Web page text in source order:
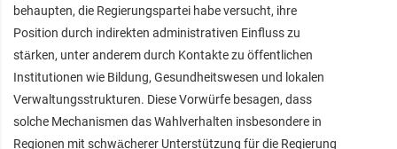
behaupten, die Regierungspartei habe versucht, ihre
Position durch indirekten administrativen Einfluss zu
stärken, unter anderem durch Kontakte zu öffentlichen
Institutionen wie Bildung, Gesundheitswesen und lokalen
Verwaltungsstrukturen. Diese Vorwürfe besagen, dass
solche Mechanismen das Wahlverhalten insbesondere in
Regionen mit schwächerer Unterstützung für die Regierung